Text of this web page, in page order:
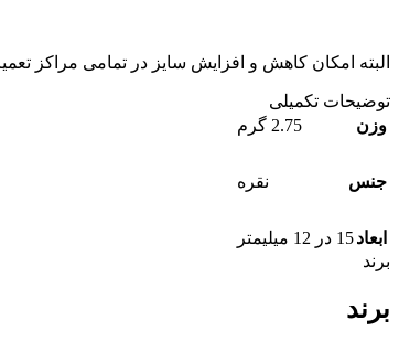
البته امکان کاهش و افزایش سایز در تمامی مراکز
توضیحات تکمیلی
وزن
2.75 گرم
جنس نقره
ابعاد15 در 12 میلیمتر
برند
برند